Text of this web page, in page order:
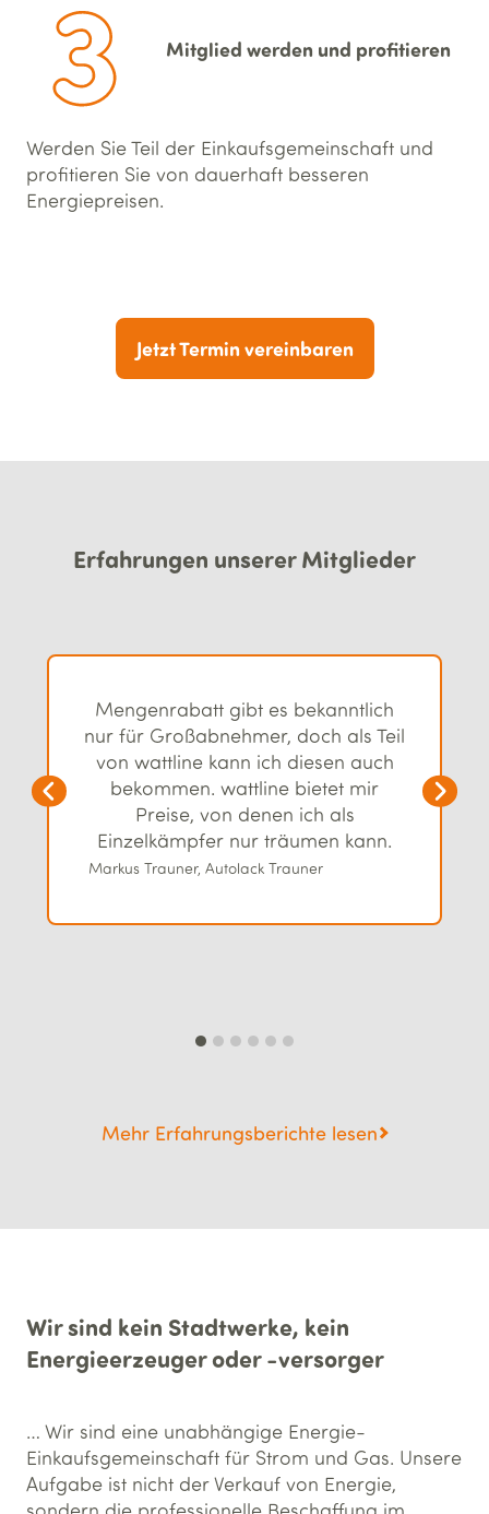
Mitglied werden und profitieren
Werden Sie Teil der Einkaufsgemeinschaft und
profitieren Sie von dauerhaft besseren
Energiepreisen.
Jetzt Termin vereinbaren
Erfahrungen unserer Mitglieder
Mengenrabatt gibt es bekanntlich
nur für Großabnehmer, doch als Teil
von wattline kann ich diesen auch
bekommen. wattline bietet mir
Preise, von denen ich als
Einzelkämpfer nur träumen kann.
Markus Trauner, Autolack Trauner
Mehr Erfahrungsberichte lesen
Wir sind kein Stadtwerke, kein
Energieerzeuger oder -versorger
… Wir sind eine unabhängige Energie-
Einkaufsgemeinschaft für Strom und Gas. Unsere
Aufgabe ist nicht der Verkauf von Energie,